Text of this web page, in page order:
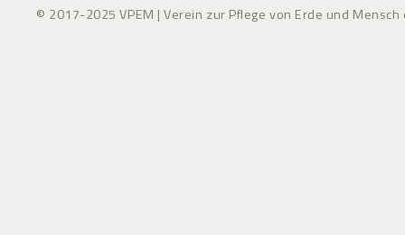
© 2017-2025 VPEM | Verein zur Pflege von Erde und Mensch